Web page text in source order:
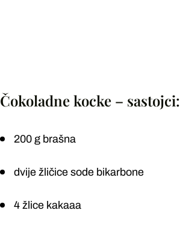
Čokoladne kocke – sastojci:
200 g brašna
dvije žličice sode bikarbone
4 žlice kakaaa